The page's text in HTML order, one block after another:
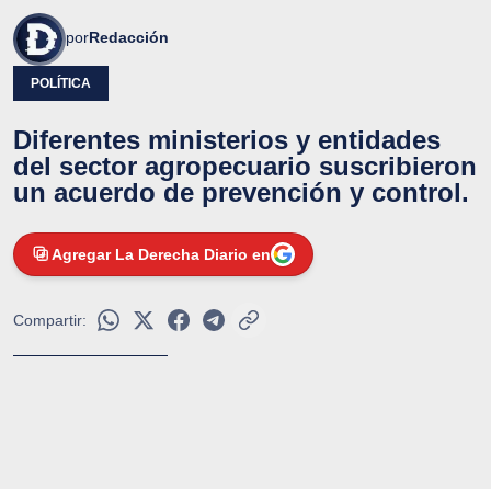
porRedacción
POLÍTICA
Diferentes ministerios y entidades
del sector agropecuario suscribieron
un acuerdo de prevención y control.
Agregar La Derecha Diario en
Compartir: